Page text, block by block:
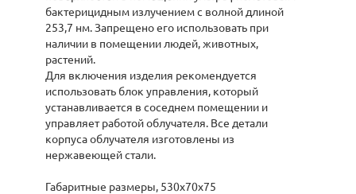
бактерицидным излучением с волной длиной
253,7 нм. Запрещено его использовать при
наличии в помещении людей, животных,
растений.
Для включения изделия рекомендуется
использовать блок управления, который
устанавливается в соседнем помещении и
управляет работой облучателя. Все детали
корпуса облучателя изготовлены из
нержавеющей стали.
Габаритные размеры, 530х70х75